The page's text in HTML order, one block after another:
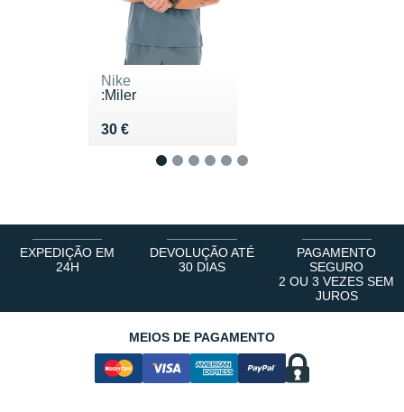
Nike
:Miler
30 €
Vendu 30 €
EXPEDIÇÃO EM
24H
DEVOLUÇÃO ATÉ
30 DIAS
PAGAMENTO
SEGURO
2 OU 3 VEZES SEM
JUROS
MEIOS DE PAGAMENTO